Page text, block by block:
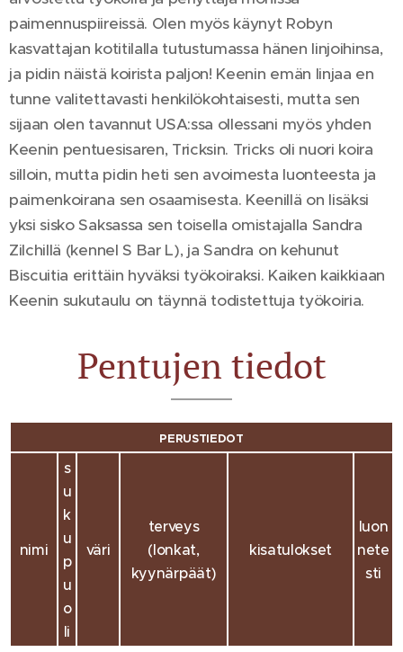
paimennuspiireissä. Olen myös käynyt Robyn
kasvattajan kotitilalla tutustumassa hänen linjoihinsa,
ja pidin näistä koirista paljon! Keenin emän linjaa en
tunne valitettavasti henkilökohtaisesti, mutta sen
sijaan olen tavannut USA:ssa ollessani myös yhden
Keenin pentuesisaren, Tricksin. Tricks oli nuori koira
silloin, mutta pidin heti sen avoimesta luonteesta ja
paimenkoirana sen osaamisesta. Keenillä on lisäksi
yksi sisko Saksassa sen toisella omistajalla Sandra
Zilchillä (kennel S Bar L), ja Sandra on kehunut
Biscuitia erittäin hyväksi työkoiraksi. Kaiken kaikkiaan
Keenin sukutaulu on täynnä todistettuja työkoiria.
Pentujen tiedot
PERUSTIEDOT
nimi
s
u
k
u
p
u
o
li
väri
terveys
(lonkat,
kyynärpäät)
kisatulokset
luon
nete
sti